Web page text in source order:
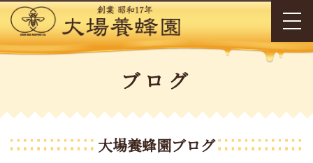
ブログ
大場養蜂園ブログ